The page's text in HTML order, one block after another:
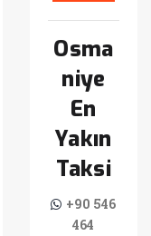
Osma
niye
En
Yakın
Taksi
+90 546
464